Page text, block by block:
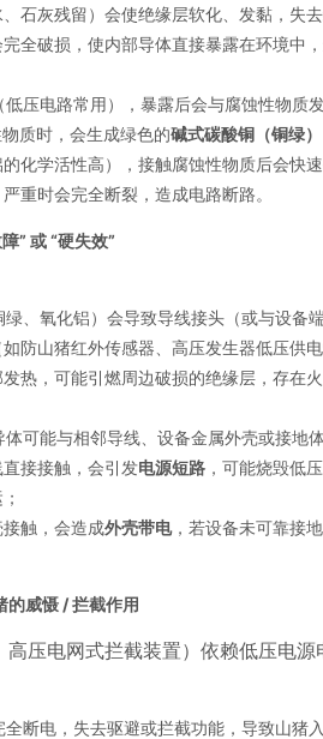
石灰残留）会使绝缘层软化、发黏，失
全破损，使内部导体直接暴露在环境中，
压电路常用），暴露后会与腐蚀性物质
质时，会生成绿色的碱式碳酸铜（铜绿）
化学活性高），接触腐蚀性物质后会快
重时会完全断裂，造成电路断路。
” 或 “硬失效”
、氧化铝）会导致导线接头（或与设备
防山猪红外传感器、高压发生器低压供
热，可能引燃周边破损的绝缘层，存在火
可能与相邻导线、设备金属外壳或接地体
接接触，会引发电源短路 ，可能烧毁低
触，会造成外壳带电，若设备未可靠接
的威慑 / 拦截作用
压电网式拦截装置）依赖低压电源
断电，失去驱避或拦截功能，导致山猪